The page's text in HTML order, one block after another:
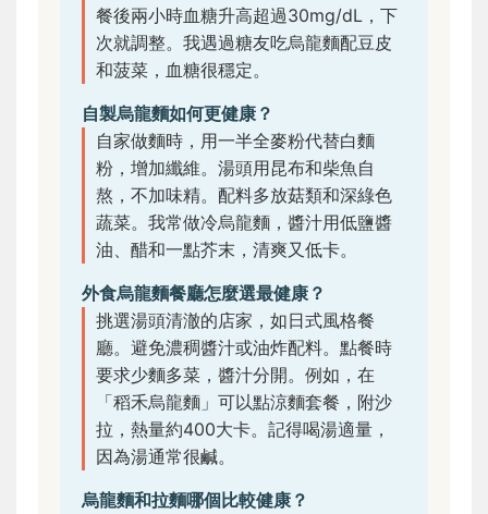
餐後兩小時血糖升高超過30mg/dL，下
次就調整。我遇過糖友吃烏龍麵配豆皮
和菠菜，血糖很穩定。
自製烏龍麵如何更健康？
自家做麵時，用一半全麥粉代替白麵
粉，增加纖維。湯頭用昆布和柴魚自
熬，不加味精。配料多放菇類和深綠色
蔬菜。我常做冷烏龍麵，醬汁用低鹽醬
油、醋和一點芥末，清爽又低卡。
外食烏龍麵餐廳怎麼選最健康？
挑選湯頭清澈的店家，如日式風格餐
廳。避免濃稠醬汁或油炸配料。點餐時
要求少麵多菜，醬汁分開。例如，在
「稻禾烏龍麵」可以點涼麵套餐，附沙
拉，熱量約400大卡。記得喝湯適量，
因為湯通常很鹹。
烏龍麵和拉麵哪個比較健康？